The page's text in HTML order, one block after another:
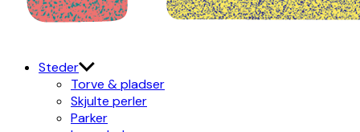
Steder
Torve & pladser
Skjulte perler
Parker